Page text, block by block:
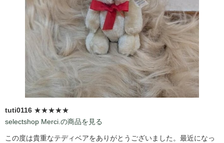
tuti0116 ★★★★★
selectshop Merci.の商品を見る
この度は貴重なテディベアをありがとうございました。最近になっ